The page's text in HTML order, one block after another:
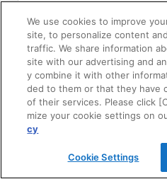
お問い合わせ
ログイン
建築・設計関係者様向けサイト
ユーザー登録サービス
WEB見積システム
We use cookies to improve
site, to personalize content
traffic. We share information
site with our advertising and
y combine it with other
ded to them or that they have
of their services. Please click
mize your cookie settings on
cy
Cookie Settings